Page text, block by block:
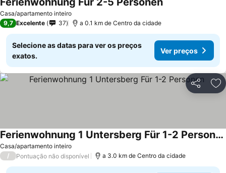
Casa/apartamento inteiro
9,7 Excelente 37 a 0.1 km de Centro da cidade
Selecione as datas para ver os preços
exatos.
Ver preços
Partilhar
Casa/apartamento inteiro
Ferienwohnung 1 Untersberg Für 1-2 Personen
/ Pontuação não disponível a 3.0 km de Centro da cidade